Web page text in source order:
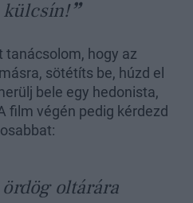
külcsín!
tanácsolom, hogy az
sötétíts be, húzd el
bele egy hedonista,
film végén pedig kérdezd
oltárára